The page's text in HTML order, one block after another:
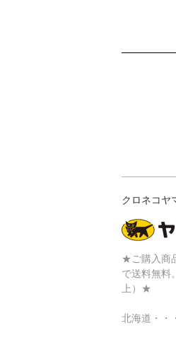
ショッピング
クロネコヤ
★ご購入商
で送料無料
上）★
北海道・・